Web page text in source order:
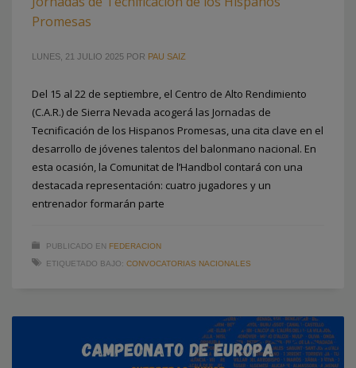
Promesas
LUNES, 21 JULIO 2025 POR PAU SAIZ
Del 15 al 22 de septiembre, el Centro de Alto Rendimiento
(C.A.R.) de Sierra Nevada acogerá las Jornadas de
Tecnificación de los Hispanos Promesas, una cita clave en el
desarrollo de jóvenes talentos del balonmano nacional. En
esta ocasión, la Comunitat de l’Handbol contará con una
destacada representación: cuatro jugadores y un
entrenador formarán parte
PUBLICADO EN FEDERACION
ETIQUETADO BAJO: CONVOCATORIAS NACIONALES